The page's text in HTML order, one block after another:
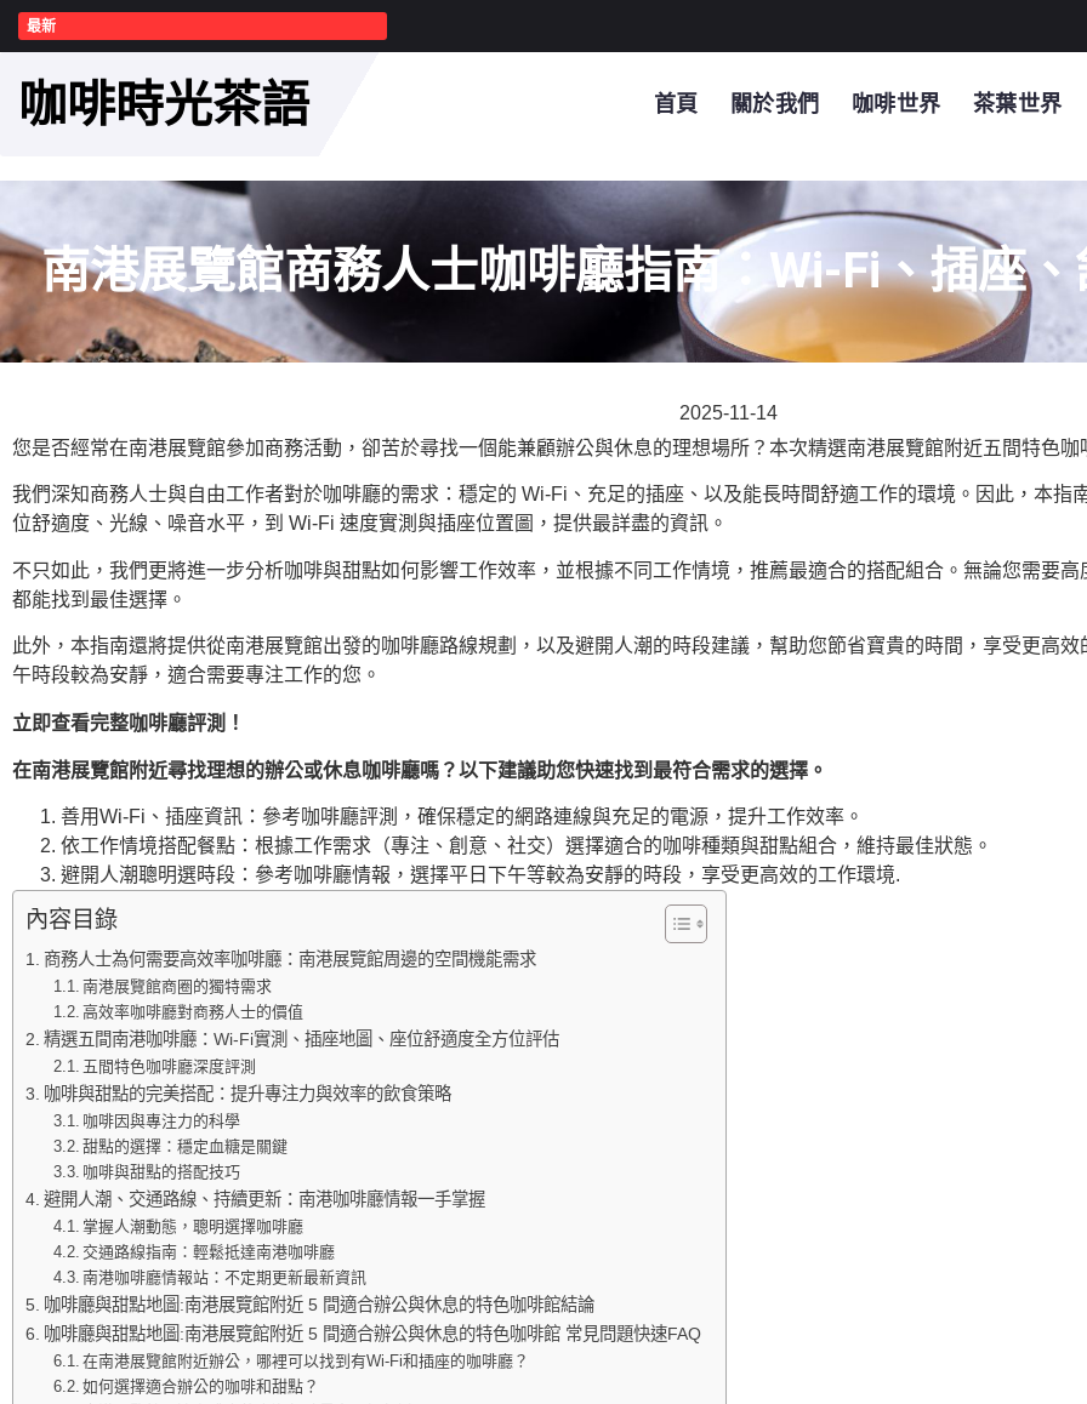
最新
咖啡時光茶語 首頁 關於我們 咖啡世界 茶葉世界
南港展覽館商務人士咖啡廳指南：Wi-Fi、插座
2025-11-14
您是否經常在南港展覽館參加商務活動，卻苦於尋找一個能兼顧辦公與休息的理想場所？本次精選南港展覽館附近五間特色
我們深知商務人士與自由工作者對於咖啡廳的需求：穩定的 Wi-Fi、充足的插座、以及能長時間舒適工作的環境。因此，本指
位舒適度、光線、噪音水平，到 Wi-Fi 速度實測與插座位置圖，提供最詳盡的資訊。
不只如此，我們更將進一步分析咖啡與甜點如何影響工作效率，並根據不同工作情境，推薦最適合的搭配組合。無論您需要
都能找到最佳選擇。
此外，本指南還將提供從南港展覽館出發的咖啡廳路線規劃，以及避開人潮的時段建議，幫助您節省寶貴的時間，享受更高
午時段較為安靜，適合需要專注工作的您。
立即查看完整咖啡廳評測！
在南港展覽館附近尋找理想的辦公或休息咖啡廳嗎？以下建議助您快速找到最符合需求的選擇。
善用Wi-Fi、插座資訊：參考咖啡廳評測，確保穩定的網路連線與充足的電源，提升工作效率。
依工作情境搭配餐點：根據工作需求（專注、創意、社交）選擇適合的咖啡種類與甜點組合，維持最佳狀態。
避開人潮聰明選時段：參考咖啡廳情報，選擇平日下午等較為安靜的時段，享受更高效的工作環境.
內容目錄
商務人士為何需要高效率咖啡廳：南港展覽館周邊的空間機能需求
南港展覽館商圈的獨特需求
高效率咖啡廳對商務人士的價值
精選五間南港咖啡廳：Wi-Fi實測、插座地圖、座位舒適度全方位評估
五間特色咖啡廳深度評測
咖啡與甜點的完美搭配：提升專注力與效率的飲食策略
咖啡因與專注力的科學
甜點的選擇：穩定血糖是關鍵
咖啡與甜點的搭配技巧
避開人潮、交通路線、持續更新：南港咖啡廳情報一手掌握
掌握人潮動態，聰明選擇咖啡廳
交通路線指南：輕鬆抵達南港咖啡廳
南港咖啡廳情報站：不定期更新最新資訊
咖啡廳與甜點地圖:南港展覽館附近 5 間適合辦公與休息的特色咖啡館結論
咖啡廳與甜點地圖:南港展覽館附近 5 間適合辦公與休息的特色咖啡館 常見問題快速FAQ
在南港展覽館附近辦公，哪裡可以找到有Wi-Fi和插座的咖啡廳？
如何選擇適合辦公的咖啡和甜點？